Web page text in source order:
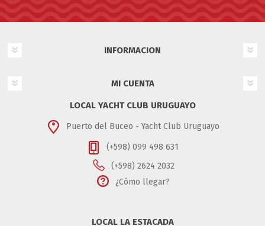
INFORMACION
MI CUENTA
LOCAL YACHT CLUB URUGUAYO
Puerto del Buceo - Yacht Club Uruguayo
(+598) 099 498 631
(+598) 2624 2032
¿Cómo llegar?
LOCAL LA ESTACADA